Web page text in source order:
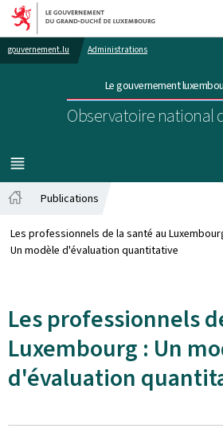
Aller au menu
Aller au contenu
gouvernement.lu Administrations
Le gouvernement
Observatoire national
MENU
PRINCIPAL
Publications
Les professionnels de la santé au
Un modèle d'évaluation quantitative
Les professionnels
Luxembourg : Un
d'évaluation